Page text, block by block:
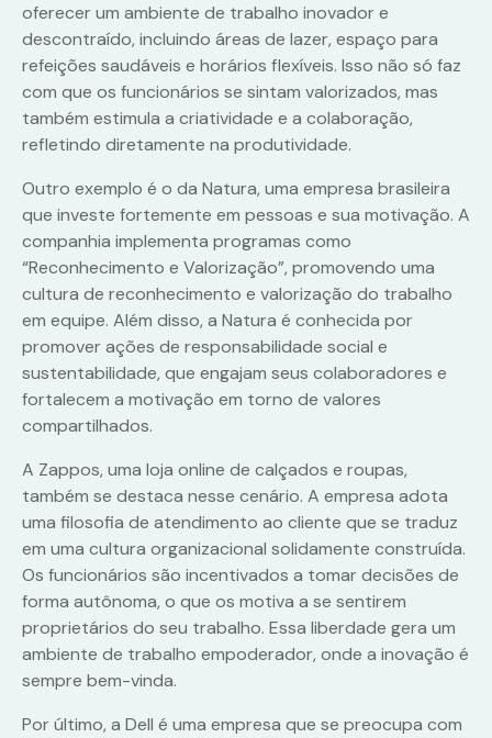
oferecer um ambiente de trabalho inovador e
descontraído, incluindo áreas de lazer, espaço para
refeições saudáveis e horários flexíveis. Isso não só faz
com que os funcionários se sintam valorizados, mas
também estimula a criatividade e a colaboração,
refletindo diretamente na produtividade.
Outro exemplo é o da Natura, uma empresa brasileira
que investe fortemente em pessoas e sua motivação. A
companhia implementa programas como
“Reconhecimento e Valorização”, promovendo uma
cultura de reconhecimento e valorização do trabalho
em equipe. Além disso, a Natura é conhecida por
promover ações de responsabilidade social e
sustentabilidade, que engajam seus colaboradores e
fortalecem a motivação em torno de valores
compartilhados.
A Zappos, uma loja online de calçados e roupas,
também se destaca nesse cenário. A empresa adota
uma filosofia de atendimento ao cliente que se traduz
em uma cultura organizacional solidamente construída.
Os funcionários são incentivados a tomar decisões de
forma autônoma, o que os motiva a se sentirem
proprietários do seu trabalho. Essa liberdade gera um
ambiente de trabalho empoderador, onde a inovação é
sempre bem-vinda.
Por último, a Dell é uma empresa que se preocupa com